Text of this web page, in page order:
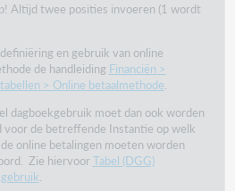
Altijd twee posities invoeren (1 wordt
en gebruik van online
de handleiding Financiën >
> Online betaalmethode.
dagboekgebruik moet dan ook worden
voor de betreffende Instantie op welk
online betalingen moeten worden
Zie hiervoorTabel (DGG)
.